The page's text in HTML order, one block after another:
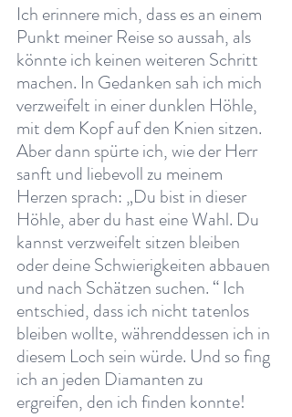
Ich erinnere mich, dass es an einem
Punkt meiner Reise so aussah, als
könnte ich keinen weiteren Schritt
machen. In Gedanken sah ich mich
verzweifelt in einer dunklen Höhle,
mit dem Kopf auf den Knien sitzen.
Aber dann spürte ich, wie der Herr
sanft und liebevoll zu meinem
Herzen sprach: „Du bist in dieser
Höhle, aber du hast eine Wahl. Du
kannst verzweifelt sitzen bleiben
oder deine Schwierigkeiten abbauen
und nach Schätzen suchen. “ Ich
entschied, dass ich nicht tatenlos
bleiben wollte, währenddessen ich in
diesem Loch sein würde. Und so fing
ich an jeden Diamanten zu
ergreifen, den ich finden konnte!